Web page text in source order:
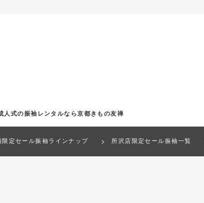
式の振袖レンタルなら京都きもの友禅
限定セール振袖ラインナップ 所沢店限定セール振袖一覧